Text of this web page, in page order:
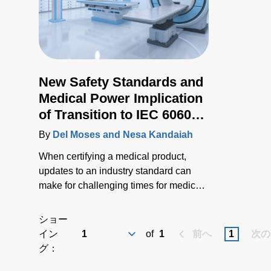
New Safety Standards and
Medical Power Implication
of Transition to IEC 60601-
1 Edition 3.2
By Del Moses and Nesa Kandaiah
When certifying a medical product,
updates to an industry standard can
make for challenging times for medical
when a standard is costly to publish,
impacting the cost of compliance as
well.
ショー
イン
グ：
of 1 前へ 1 次